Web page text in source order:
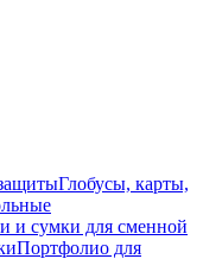
Глобусы, карты,
и сумки для сменной
Портфолио для